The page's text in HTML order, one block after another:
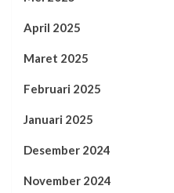
April 2025
Maret 2025
Februari 2025
Januari 2025
Desember 2024
November 2024